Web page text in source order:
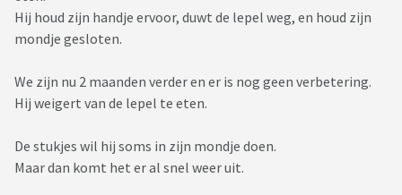
Hij houd zijn handje ervoor, duwt de lepel weg, en houd zijn
mondje gesloten.
We zijn nu 2 maanden verder en er is nog geen verbetering.
Hij weigert van de lepel te eten.
De stukjes wil hij soms in zijn mondje doen.
Maar dan komt het er al snel weer uit.